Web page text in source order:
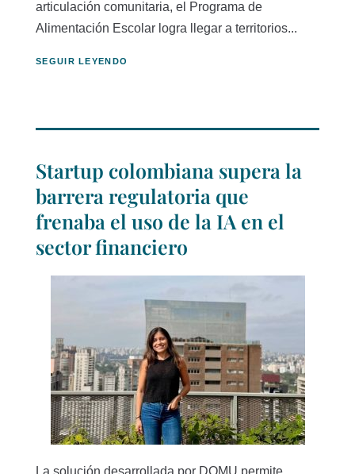
articulación comunitaria, el Programa de
Alimentación Escolar logra llegar a territorios...
SEGUIR LEYENDO
Startup colombiana supera la
barrera regulatoria que
frenaba el uso de la IA en el
sector financiero